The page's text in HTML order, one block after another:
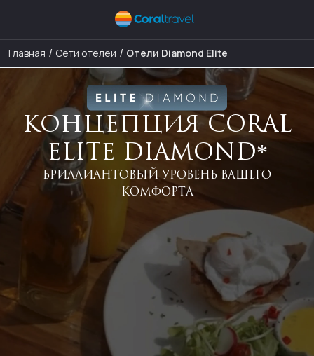
Главная / Сети отелей / Отели Diamond Elite
КОНЦЕПЦИЯ CORAL
ELITE DIAMOND*
БРИЛЛИАНТОВЫЙ УРОВЕНЬ ВАШЕГО
КОМФОРТА